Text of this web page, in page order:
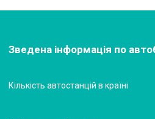
Зведена інформація по
Кількість автостанцій в країні